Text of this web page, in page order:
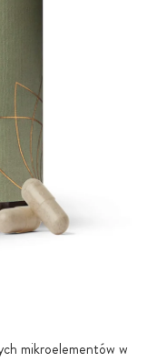
mikroelementów w